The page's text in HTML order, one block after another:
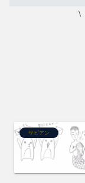
サビアン